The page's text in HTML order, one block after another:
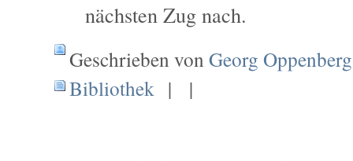
nächsten Zug nach.
Geschrieben vonGeorg Oppenberg
Bibliothek | |